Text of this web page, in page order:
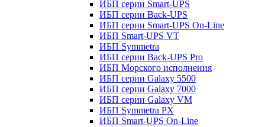
ИБП серии Smart-UPS
ИБП серии Back-UPS
ИБП серии Smart-UPS On-Line
ИБП Smart-UPS VT
ИБП Symmetra
ИБП серии Back-UPS Pro
ИБП Морского исполнения
ИБП серии Galaxy 5500
ИБП серии Galaxy 7000
ИБП серии Galaxy VM
ИБП Symmetra PX
ИБП Smart-UPS On-Line